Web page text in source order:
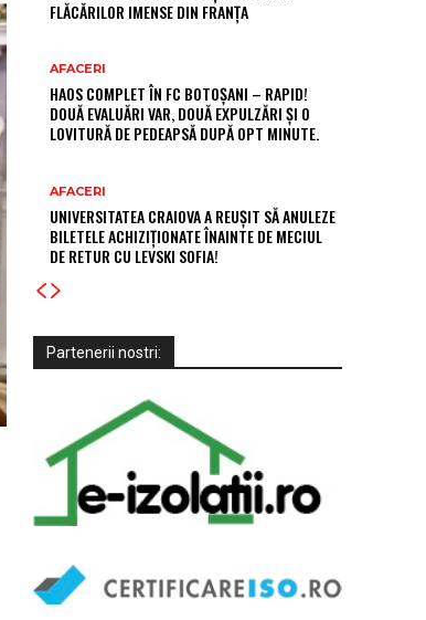
FLĂCĂRILOR IMENSE DIN FRANȚA
AFACERI
HAOS COMPLET ÎN FC BOTOȘANI – RAPID!
DOUĂ EVALUĂRI VAR, DOUĂ EXPULZĂRI ȘI O
LOVITURĂ DE PEDEAPSĂ DUPĂ OPT MINUTE.
AFACERI
UNIVERSITATEA CRAIOVA A REUȘIT SĂ ANULEZE
BILETELE ACHIZIȚIONATE ÎNAINTE DE MECIUL
DE RETUR CU LEVSKI SOFIA!
Partenerii nostri: